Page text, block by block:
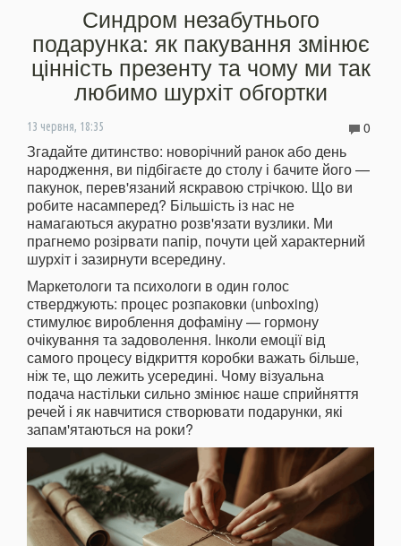
Синдром незабутнього
подарунка: як пакування змінює
цінність презенту та чому ми так
любимо шурхіт обгортки
13 червня, 18:35 0
Згадайте дитинство: новорічний ранок або день
народження, ви підбігаєте до столу і бачите його —
пакунок, перев'язаний яскравою стрічкою. Що ви
робите насамперед? Більшість із нас не
намагаються акуратно розв'язати вузлики. Ми
прагнемо розірвати папір, почути цей характерний
шурхіт і зазирнути всередину.
Маркетологи та психологи в один голос
стверджують: процес розпаковки (unboxing)
стимулює вироблення дофаміну — гормону
очікування та задоволення. Інколи емоції від
самого процесу відкриття коробки важать більше,
ніж те, що лежить усередині. Чому візуальна
подача настільки сильно змінює наше сприйняття
речей і як навчитися створювати подарунки, які
запам'ятаються на роки?